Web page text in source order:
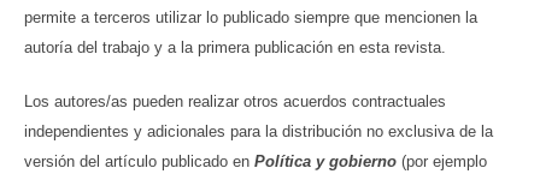
permite a terceros utilizar lo publicado siempre que mencionen la
autoría del trabajo y a la primera publicación en esta revista.
Los autores/as pueden realizar otros acuerdos contractuales
independientes y adicionales para la distribución no exclusiva de la
versión del artículo publicado en Política y gobierno (por ejemplo